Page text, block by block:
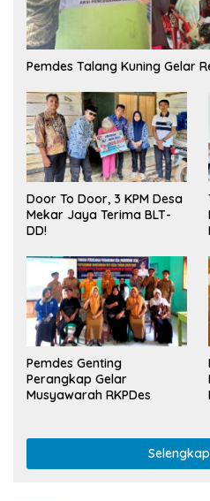
Pemdes Talang Kuning Gelar
Door To Door, 3 KPM Desa
Mekar Jaya Terima BLT-
DD!
Pemdes Genting
Perangkap Gelar
Musyawarah RKPDes